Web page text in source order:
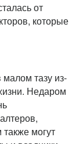
от
которые
тазу из-
Недаром
могут